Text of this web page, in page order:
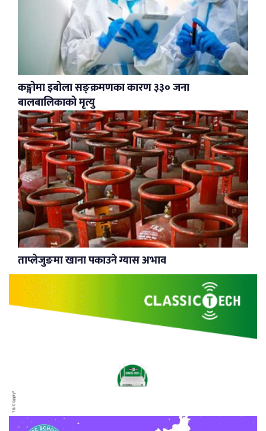
कङ्गोमा इबोला सङ्क्रमणका कारण ३३० जना
बालबालिकाको मृत्यु
ताप्लेजुङमा खाना पकाउने ग्यास अभाव